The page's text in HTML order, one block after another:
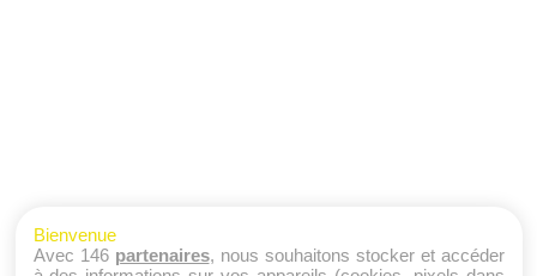
Bienvenue
Avec 146 partenaires, nous souhaitons stocker et accéder